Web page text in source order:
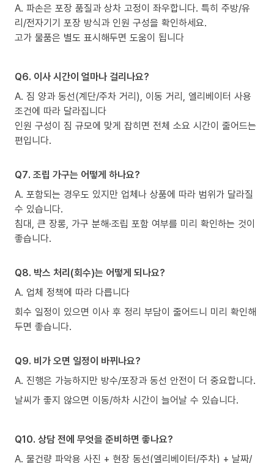
A. 파손은 포장 품질과 상차 고정이 좌우합니다. 특히 주방/유
리/전자기기 포장 방식과 인원 구성을 확인하세요.
고가 물품은 별도 표시해두면 도움이 됩니다
Q6. 이사 시간이 얼마나 걸리나요?
A. 짐 양과 동선(계단/주차 거리), 이동 거리, 엘리베이터 사용
조건에 따라 달라집니다
인원 구성이 짐 규모에 맞게 잡히면 전체 소요 시간이 줄어드는
편입니다.
Q7. 조립 가구는 어떻게 하나요?
A. 포함되는 경우도 있지만 업체나 상품에 따라 범위가 달라질
수 있습니다.
침대, 큰 장롱, 가구 분해·조립 포함 여부를 미리 확인하는 것이
좋습니다.
Q8. 박스 처리(회수)는 어떻게 되나요?
A. 업체 정책에 따라 다릅니다
회수 일정이 있으면 이사 후 정리 부담이 줄어드니 미리 확인해
두면 좋습니다.
Q9. 비가 오면 일정이 바뀌나요?
A. 진행은 가능하지만 방수/포장과 동선 안전이 더 중요합니다.
날씨가 좋지 않으면 이동/하차 시간이 늘어날 수 있습니다.
Q10. 상담 전에 무엇을 준비하면 좋나요?
A. 물건량 파악용 사진 + 현장 동선(엘리베이터/주차) + 날짜/